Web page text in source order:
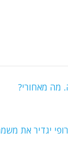
מה מאחורי?
יגדיר את